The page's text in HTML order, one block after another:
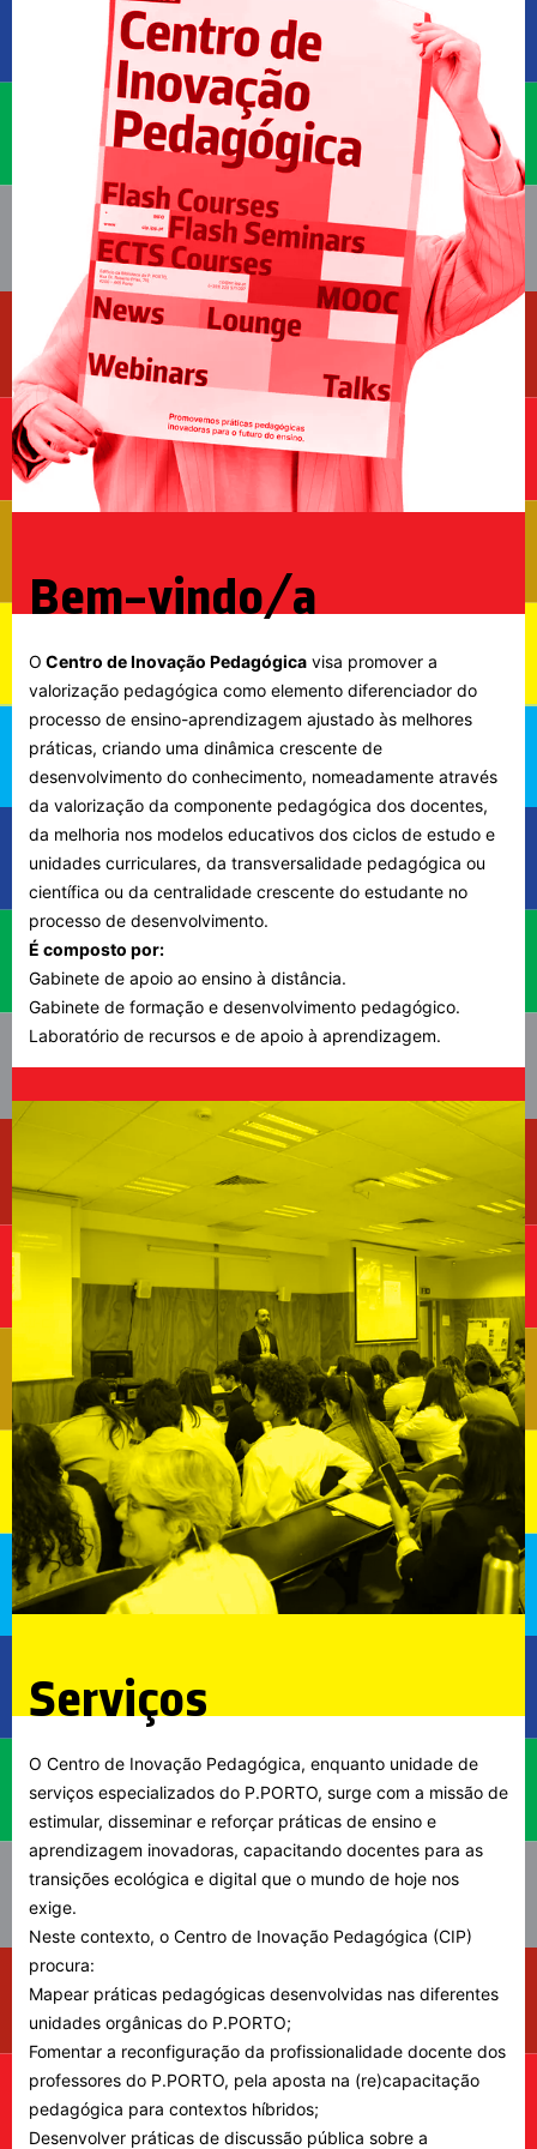
Bem-vindo/a
O Centro de Inovação Pedagógica visa promover a
valorização pedagógica como elemento diferenciador do
processo de ensino-aprendizagem ajustado às melhores
práticas, criando uma dinâmica crescente de
desenvolvimento do conhecimento, nomeadamente através
da valorização da componente pedagógica dos docentes,
da melhoria nos modelos educativos dos ciclos de estudo e
unidades curriculares, da transversalidade pedagógica ou
científica ou da centralidade crescente do estudante no
processo de desenvolvimento.
É composto por:
Gabinete de apoio ao ensino à distância.
Gabinete de formação e desenvolvimento pedagógico.
Laboratório de recursos e de apoio à aprendizagem.
Serviços
O Centro de Inovação Pedagógica, enquanto unidade de
serviços especializados do P.PORTO, surge com a missão de
estimular, disseminar e reforçar práticas de ensino e
aprendizagem inovadoras, capacitando docentes para as
transições ecológica e digital que o mundo de hoje nos
exige.
Neste contexto, o Centro de Inovação Pedagógica (CIP)
procura:
Mapear práticas pedagógicas desenvolvidas nas diferentes
unidades orgânicas do P.PORTO;
Fomentar a reconfiguração da profissionalidade docente dos
professores do P.PORTO, pela aposta na (re)capacitação
pedagógica para contextos híbridos;
Desenvolver práticas de discussão pública sobre a